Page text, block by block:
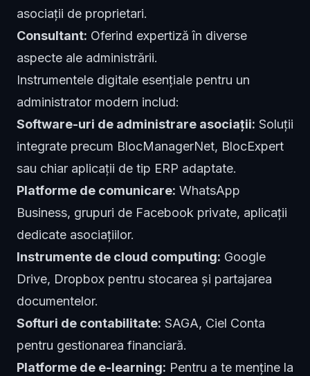
asociații de proprietari.
Consultant: Oferind expertiză în diverse
aspecte ale administrării.
Instrumentele digitale esențiale pentru un
administrator modern includ:
Software-uri de administrare asociații: Soluții
integrate precum BlocManagerNet, BlocExpert
sau chiar aplicații de tip ERP adaptate.
Platforme de comunicare: WhatsApp
Business, grupuri de Facebook private, aplicații
dedicate asociațiilor.
Instrumente de cloud computing: Google
Drive, Dropbox pentru stocarea și partajarea
documentelor.
Softuri de contabilitate: SAGA, Ciel Conta
pentru gestionarea financiară.
Platforme de e-learning: Pentru a te menține la